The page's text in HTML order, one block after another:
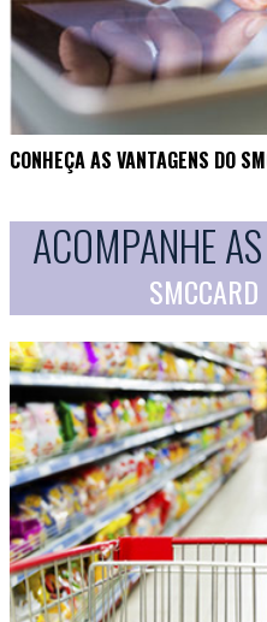
CONHEÇA AS VANTAGENS DO
ACOMPANHE